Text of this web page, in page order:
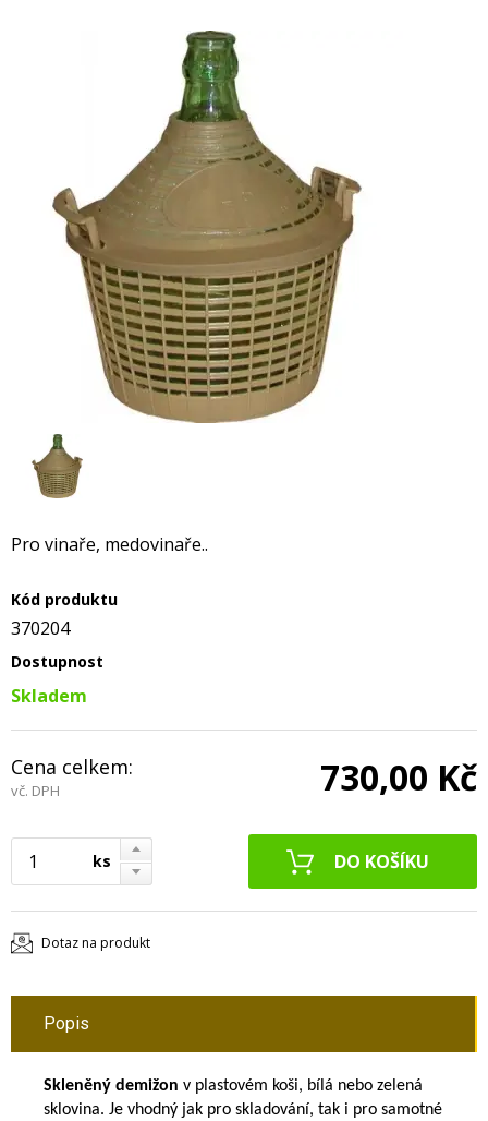
Pro vinaře, medovinaře..
Kód produktu
370204
Dostupnost
Skladem
Cena celkem:
vč. DPH 730,00 Kč
ks
Dotaz na produkt
Popis
Skleněný demižon v plastovém koši, bílá nebo zelená
sklovina. Je vhodný jak pro skladování, tak i pro samotné